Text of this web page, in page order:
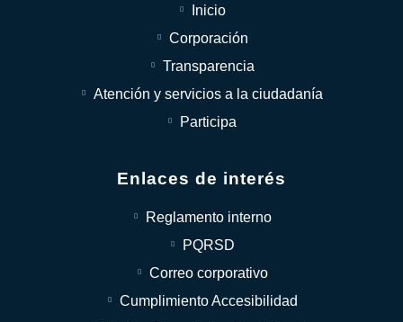
Inicio
Corporación
Transparencia
Atención y servicios a la ciudadanía
Participa
Enlaces de interés
Reglamento interno
PQRSD
Correo corporativo
Cumplimiento Accesibilidad